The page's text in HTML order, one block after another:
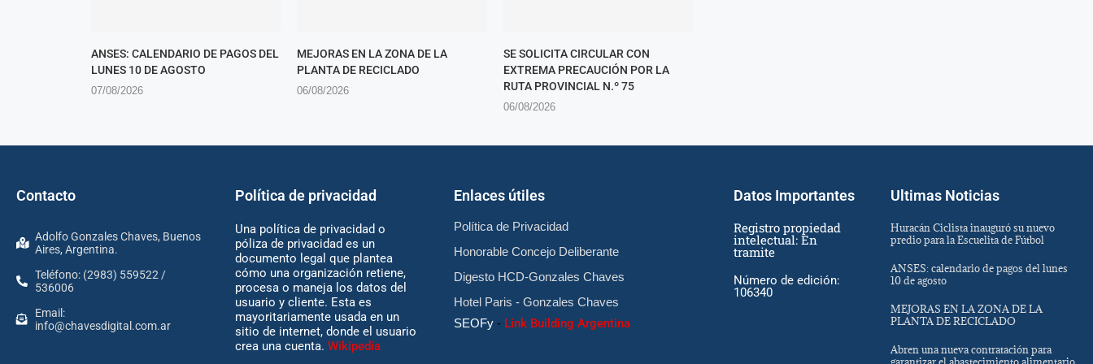
ANSES: CALENDARIO DE PAGOS DEL
LUNES 10 DE AGOSTO
07/08/2026
MEJORAS EN LA ZONA DE LA
PLANTA DE RECICLADO
06/08/2026
SE SOLICITA CIRCULAR CON
EXTREMA PRECAUCIÓN POR LA
RUTA PROVINCIAL N.º 75
06/08/2026
Contacto
Adolfo Gonzales Chaves, Buenos
Aires, Argentina.
Teléfono: (2983) 559522 /
536006
Email:
info@chavesdigital.com.ar
Política de privacidad
Una política de privacidad o
póliza de privacidad es un
documento legal que plantea
cómo una organización retiene,
procesa o maneja los datos del
usuario y cliente. Esta es
mayoritariamente usada en un
sitio de internet, donde el usuario
crea una cuenta. Wikipedia
Enlaces útiles
Política de Privacidad
Honorable Concejo Deliberante
Digesto HCD-Gonzales Chaves
Hotel Paris - Gonzales Chaves
SEOFy- Link Building Argentina
Datos Importantes
Registro propiedad
intelectual: En
tramite
Número de edición:
106340
Ultimas Noticias
Huracán Ciclista inauguró su nuevo
predio para la Escuelita de Fútbol
ANSES: calendario de pagos del lunes
10 de agosto
MEJORAS EN LA ZONA DE LA
PLANTA DE RECICLADO
Abren una nueva contratación para